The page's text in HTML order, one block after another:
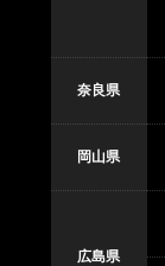
奈良県
岡山県
広島県